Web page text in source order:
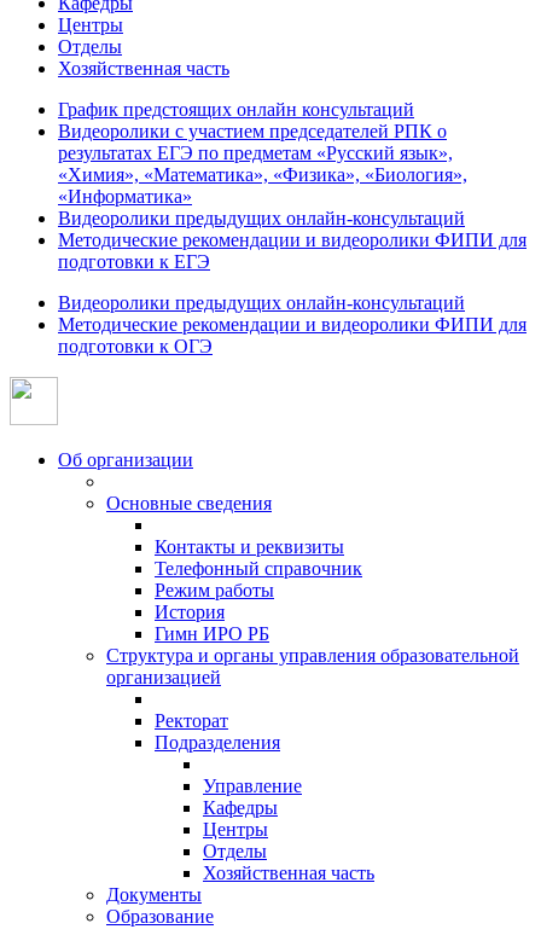
Центры
Отделы
Хозяйственная часть
График предстоящих онлайн консультаций
Видеоролики с участием председателей РПК о
результатах ЕГЭ по предметам «Русский язык»,
«Химия», «Математика», «Физика», «Биология»,
«Информатика»
Видеоролики предыдущих онлайн-консультаций
Методические рекомендации и видеоролики ФИПИ для
подготовки к ЕГЭ
Видеоролики предыдущих онлайн-консультаций
Методические рекомендации и видеоролики ФИПИ для
подготовки к ОГЭ
Об организации
Основные сведения
Контакты и реквизиты
Телефонный справочник
Режим работы
История
Гимн ИРО РБ
Структура и органы управления образовательной
организацией
Ректорат
Подразделения
Управление
Кафедры
Центры
Отделы
Хозяйственная часть
Документы
Образование